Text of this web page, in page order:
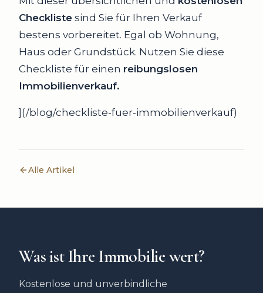
Checkliste sind Sie für Ihren Verkauf
bestens vorbereitet. Egal ob Wohnung,
Haus oder Grundstück. Nutzen Sie diese
Checkliste für einen reibungslosen
Immobilienverkauf.
](/blog/checkliste-fuer-immobilienverkauf)
Alle Artikel
Was ist Ihre Immobilie wert?
Kostenlose und unverbindliche